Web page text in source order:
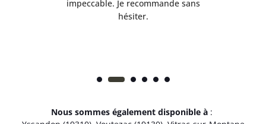
impeccable. Je recommande sans
hésiter.
Nous sommes également disponible à :